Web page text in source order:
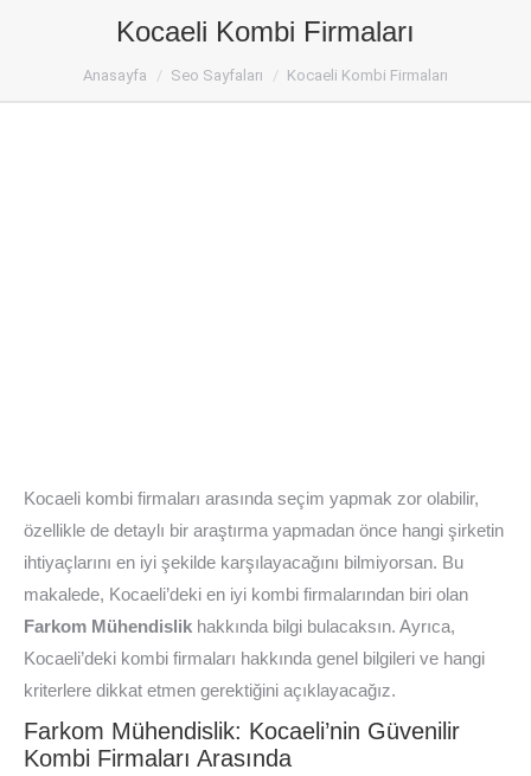
Kocaeli Kombi Firmaları
Kocaeli Kombi Servisi
Anasayfa Seo Sayfaları Kocaeli Kombi Firmaları
Kocaeli kombi firmaları arasında seçim yapmak zor olabilir,
özellikle de detaylı bir araştırma yapmadan önce hangi şirketin
ihtiyaçlarını en iyi şekilde karşılayacağını bilmiyorsan. Bu
makalede, Kocaeli’deki en iyi kombi firmalarından biri olan
Farkom Mühendislik hakkında bilgi bulacaksın. Ayrıca,
Kocaeli’deki kombi firmaları hakkında genel bilgileri ve hangi
kriterlere dikkat etmen gerektiğini açıklayacağız.
Farkom Mühendislik: Kocaeli’nin Güvenilir
Kombi Firmaları Arasında